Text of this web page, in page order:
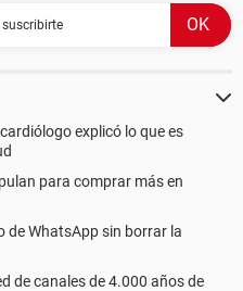
explicó lo que es
para comprar más en
de WhatsApp sin borrar la
de canales de 4.000 años de